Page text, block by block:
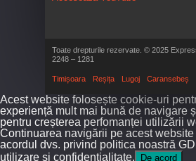
Toate drepturile rezervate. © 2025
2248 – 1281
Timișoara Reșița Lugoj Caransebeș
Acest website folosește cookie-uri
experiență mult mai bună de navigare
pentru creșterea perfomanței utilizării
Continuarea navigării pe acest
acordul dvs. privind politica noastră
utilizare și confidențialitate.
De acord